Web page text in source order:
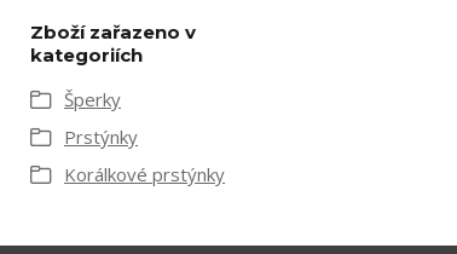
Zboží zařazeno v
kategoriích
Šperky
Prstýnky
Korálkové prstýnky